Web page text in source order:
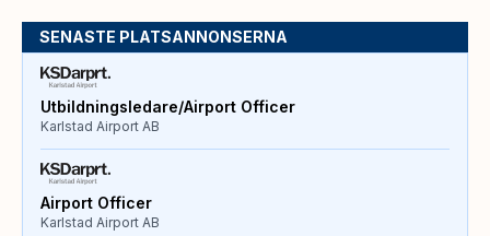
SENASTE PLATSANNONSERNA
Utbildningsledare/Airport Officer
Karlstad Airport AB
Airport Officer
Karlstad Airport AB